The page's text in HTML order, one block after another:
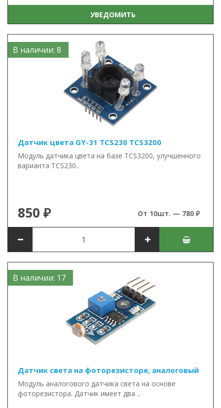
УВЕДОМИТЬ
В наличии: 8
Датчик цвета GY-31 TCS230 TCS3200
Модуль датчика цвета на базе TCS3200, улучшенного
варианта TCS230..
850 ₽ От 10шт. — 780 ₽
В наличии: 17
Датчик света на фоторезисторе, аналоговый
Модуль аналогового датчика света на основе
фоторезистора. Датчик имеет два ..